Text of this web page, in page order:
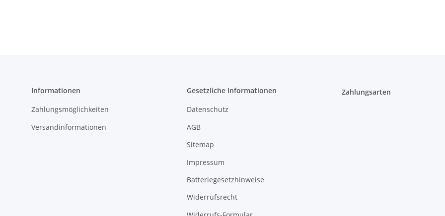
Informationen
Zahlungsmöglichkeiten
Versandinformationen
Gesetzliche Informationen
Datenschutz
AGB
Sitemap
Impressum
Batteriegesetzhinweise
Widerrufsrecht
Zahlungsarten